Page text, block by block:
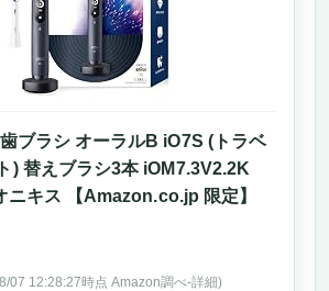
ブラシ オーラルB iO7S (トラベ
) 替えブラシ3本 iOM7.3V2.2K
ニキス 【Amazon.co.jp 限定】
07 12:28:27時点 Amazon調べ-詳細)